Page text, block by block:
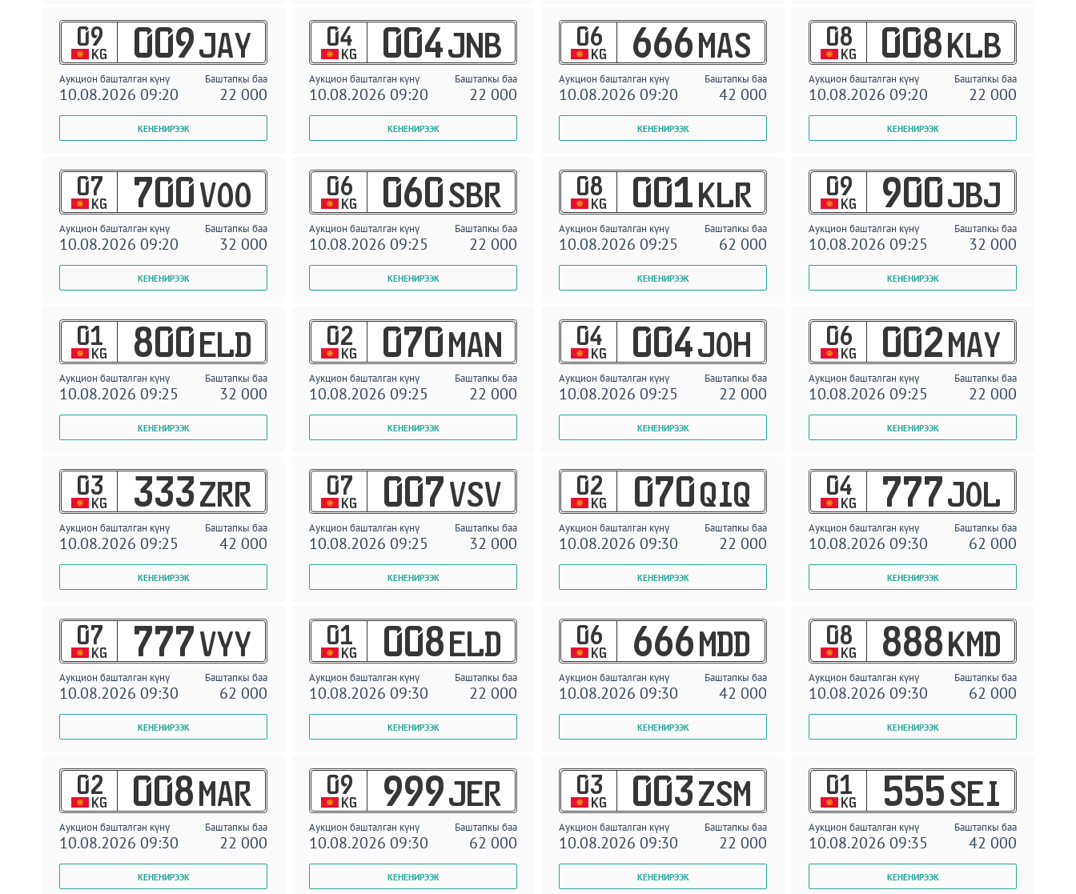
09
KG 009 JAY
Аукцион башталган күнү Баштапкы баа
10.08.2026 09:20 22 000
04
KG 004 JNB
Аукцион башталган күнү Баштапкы баа
10.08.2026 09:20 22 000
06
KG 666 MAS
Аукцион башталган күнү Баштапкы баа
10.08.2026 09:20 42 000
08
KG 008 KLB
Аукцион башталган күнү Баштапкы баа
10.08.2026 09:20 22 000
07
KG 700 VOO
Аукцион башталган күнү Баштапкы баа
10.08.2026 09:20 32 000
06
KG 060 SBR
Аукцион башталган күнү Баштапкы баа
10.08.2026 09:25 22 000
08
KG 001 KLR
Аукцион башталган күнү Баштапкы баа
10.08.2026 09:25 62 000
09
KG 900 JBJ
Аукцион башталган күнү Баштапкы баа
10.08.2026 09:25 32 000
01
KG 800 ELD
Аукцион башталган күнү Баштапкы баа
10.08.2026 09:25 32 000
02
KG 070 MAN
Аукцион башталган күнү Баштапкы баа
10.08.2026 09:25 22 000
04
KG 004 JOH
Аукцион башталган күнү Баштапкы баа
10.08.2026 09:25 22 000
06
KG 002 MAY
Аукцион башталган күнү Баштапкы баа
10.08.2026 09:25 22 000
03
KG 333 ZRR
Аукцион башталган күнү Баштапкы баа
10.08.2026 09:25 42 000
07
KG 007 VSV
Аукцион башталган күнү Баштапкы баа
10.08.2026 09:25 32 000
02
KG 070 QIQ
Аукцион башталган күнү Баштапкы баа
10.08.2026 09:30 22 000
04
KG 777 JOL
Аукцион башталган күнү Баштапкы баа
10.08.2026 09:30 62 000
07
KG 777 VYY
Аукцион башталган күнү Баштапкы баа
10.08.2026 09:30 62 000
01
KG 008 ELD
Аукцион башталган күнү Баштапкы баа
10.08.2026 09:30 22 000
06
KG 666 MDD
Аукцион башталган күнү Баштапкы баа
10.08.2026 09:30 42 000
08
KG 888 KMD
Аукцион башталган күнү Баштапкы баа
10.08.2026 09:30 62 000
02
KG 008 MAR
Аукцион башталган күнү Баштапкы баа
10.08.2026 09:30 22 000
09
KG 999 JER
Аукцион башталган күнү Баштапкы баа
10.08.2026 09:30 62 000
03
KG 003 ZSM
Аукцион башталган күнү Баштапкы баа
10.08.2026 09:30 22 000
01
KG 555 SEI
Аукцион башталган күнү Баштапкы баа
10.08.2026 09:35 42 000